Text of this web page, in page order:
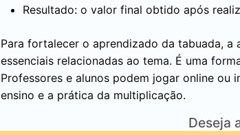
Resultado: o valor final obtido após
Para fortalecer o aprendizado da tabuada,
essenciais relacionadas ao tema. É uma
Professores e alunos podem jogar online
ensino e a prática da multiplicação.
Deseja